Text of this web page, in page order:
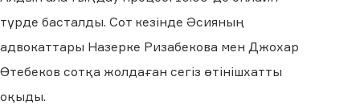
түрде басталды. Сот кезінде Әсияның
адвокаттары Назерке Ризабекова мен Джохар
Өтебеков сотқа жолдаған сегіз өтінішхатты
оқыды.